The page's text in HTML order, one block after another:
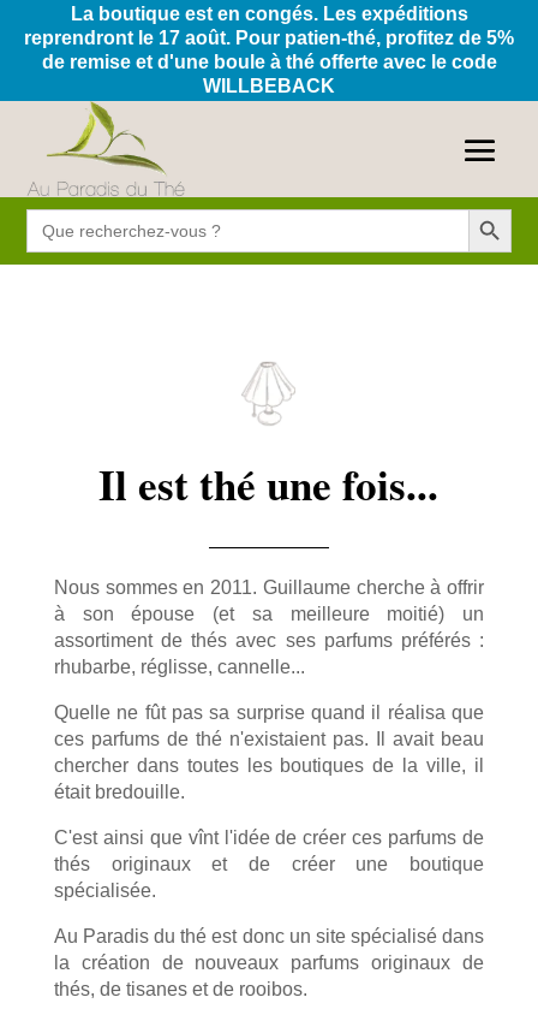
La boutique est en congés. Les expéditions
reprendront le 17 août. Pour patien-thé, profitez de 5%
de remise et d'une boule à thé offerte avec le code
WILLBEBACK
Search
for:
Search Button
Il est thé une fois...
Nous sommes en 2011. Guillaume cherche à offrir
à son épouse (et sa meilleure moitié) un
assortiment de thés avec ses parfums préférés :
rhubarbe, réglisse, cannelle...
Quelle ne fût pas sa surprise quand il réalisa que
ces parfums de thé n'existaient pas. Il avait beau
chercher dans toutes les boutiques de la ville, il
était bredouille.
C'est ainsi que vînt l'idée de créer ces parfums de
thés originaux et de créer une boutique
spécialisée.
Au Paradis du thé est donc un site spécialisé dans
la création de nouveaux parfums originaux de
thés, de tisanes et de rooibos.